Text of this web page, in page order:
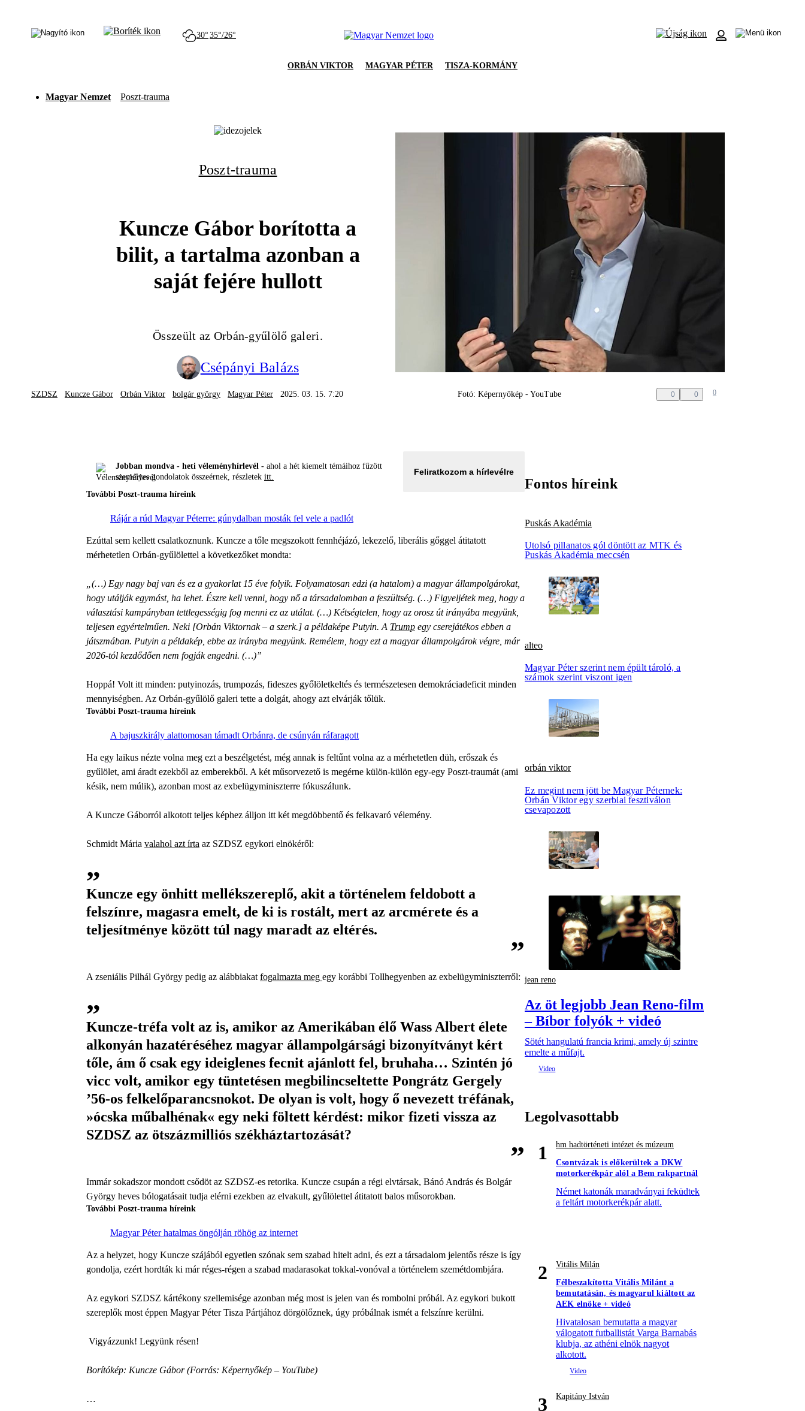
30° 35°/26°
ORBÁN VIKTOR MAGYAR PÉTER TISZA-KORMÁNY
Magyar Nemzet Poszt-trauma
Poszt-trauma
Kuncze Gábor borította a
bilit, a tartalma azonban a
saját fejére hullott
Összeült az Orbán-gyűlölő galeri.
Csépányi Balázs
SZDSZ Kuncze Gábor Orbán Viktor bolgár györgy Magyar Péter 2025. 03. 15. 7:20 Fotó: Képernyőkép - YouTube 0 0 0
Jobban mondva - heti véleményhírlevél - ahol a hét kiemelt témáihoz fűzött
személyes gondolatok összeérnek, részletek itt.
Feliratkozom a hírlevélre
További Poszt-trauma híreink
Rájár a rúd Magyar Péterre: gúnydalban mosták fel vele a padlót
Ezúttal sem kellett csalatkoznunk. Kuncze a tőle megszokott fennhéjázó, lekezelő, liberális gőggel átitatott
mérhetetlen Orbán-gyűlölettel a következőket mondta:
„(…) Egy nagy baj van és ez a gyakorlat 15 éve folyik. Folyamatosan edzi (a hatalom) a magyar állampolgárokat,
hogy utálják egymást, ha lehet. Észre kell venni, hogy nő a társadalomban a feszültség. (…) Figyeljétek meg, hogy a
választási kampányban tettlegességig fog menni ez az utálat. (…) Kétségtelen, hogy az orosz út irányába megyünk,
teljesen egyértelműen. Neki [Orbán Viktornak – a szerk.] a példaképe Putyin. A Trump egy cserejátékos ebben a
játszmában. Putyin a példakép, ebbe az irányba megyünk. Remélem, hogy ezt a magyar állampolgárok végre, már
2026-tól kezdődően nem fogják engedni. (…)”
Hoppá! Volt itt minden: putyinozás, trumpozás, fideszes győlöletkeltés és természetesen demokráciadeficit minden
mennyiségben. Az Orbán-gyűlölő galeri tette a dolgát, ahogy azt elvárják tőlük.
További Poszt-trauma híreink
A bajuszkirály alattomosan támadt Orbánra, de csúnyán ráfaragott
Ha egy laikus nézte volna meg ezt a beszélgetést, még annak is feltűnt volna az a mérhetetlen düh, erőszak és
gyűlölet, ami áradt ezekből az emberekből. A két műsorvezető is megérne külön-külön egy-egy Poszt-traumát (ami
késik, nem múlik), azonban most az exbelügyminiszterre fókuszálunk.
A Kuncze Gáborról alkotott teljes képhez álljon itt két megdöbbentő és felkavaró vélemény.
Schmidt Mária valahol azt írta az SZDSZ egykori elnökéről:
Kuncze egy önhitt mellékszereplő, akit a történelem feldobott a
felszínre, magasra emelt, de ki is rostált, mert az arcmérete és a
teljesítménye között túl nagy maradt az eltérés.
A zseniális Pilhál György pedig az alábbiakat fogalmazta meg egy korábbi Tollhegyenben az exbelügyminiszterről:
Kuncze-tréfa volt az is, amikor az Amerikában élő Wass Albert élete
alkonyán hazatéréséhez magyar állampolgársági bizonyítványt kért
tőle, ám ő csak egy ideiglenes fecnit ajánlott fel, bruhaha… Szintén jó
vicc volt, amikor egy tüntetésen megbilincseltette Pongrátz Gergely
’56-os felkelőparancsnokot. De olyan is volt, hogy ő nevezett tréfának,
»ócska műbalhénak« egy neki föltett kérdést: mikor fizeti vissza az
SZDSZ az ötszázmilliós székháztartozását?
Immár sokadszor mondott csődöt az SZDSZ-es retorika. Kuncze csupán a régi elvtársak, Bánó András és Bolgár
György heves bólogatásait tudja elérni ezekben az elvakult, gyűlölettel átitatott balos műsorokban.
További Poszt-trauma híreink
Magyar Péter hatalmas öngólján röhög az internet
Az a helyzet, hogy Kuncze szájából egyetlen szónak sem szabad hitelt adni, és ezt a társadalom jelentős része is így
gondolja, ezért hordták ki már réges-régen a szabad madarasokat tokkal-vonóval a történelem szemétdombjára.
Az egykori SZDSZ kártékony szellemisége azonban még most is jelen van és rombolni próbál. Az egykori bukott
szereplők most éppen Magyar Péter Tisza Pártjához dörgölőznek, úgy próbálnak ismét a felszínre kerülni.
Vigyázzunk! Legyünk résen!
Borítókép: Kuncze Gábor (Forrás: Képernyőkép – YouTube)
…
Fontos híreink
Puskás Akadémia
Utolsó pillanatos gól döntött az MTK és
Puskás Akadémia meccsén
alteo
Magyar Péter szerint nem épült tároló, a
számok szerint viszont igen
orbán viktor
Ez megint nem jött be Magyar Péternek:
Orbán Viktor egy szerbiai fesztiválon
csevapozott
jean reno
Az öt legjobb Jean Reno-film
– Bíbor folyók + videó
Sötét hangulatú francia krimi, amely új szintre
emelte a műfajt.
Legolvasottabb
1
hm hadtörténeti intézet és múzeum
Csontvázak is előkerültek a DKW
motorkerékpár alól a Bem rakpartnál
Német katonák maradványai feküdtek
a feltárt motorkerékpár alatt.
2
Vitális Milán
Félbeszakította Vitális Milánt a
bemutatásán, és magyarul kiáltott az
AEK elnöke + videó
Hivatalosan bemutatta a magyar
válogatott futballistát Varga Barnabás
klubja, az athéni elnök nagyot
alkotott.
3
Kapitány István